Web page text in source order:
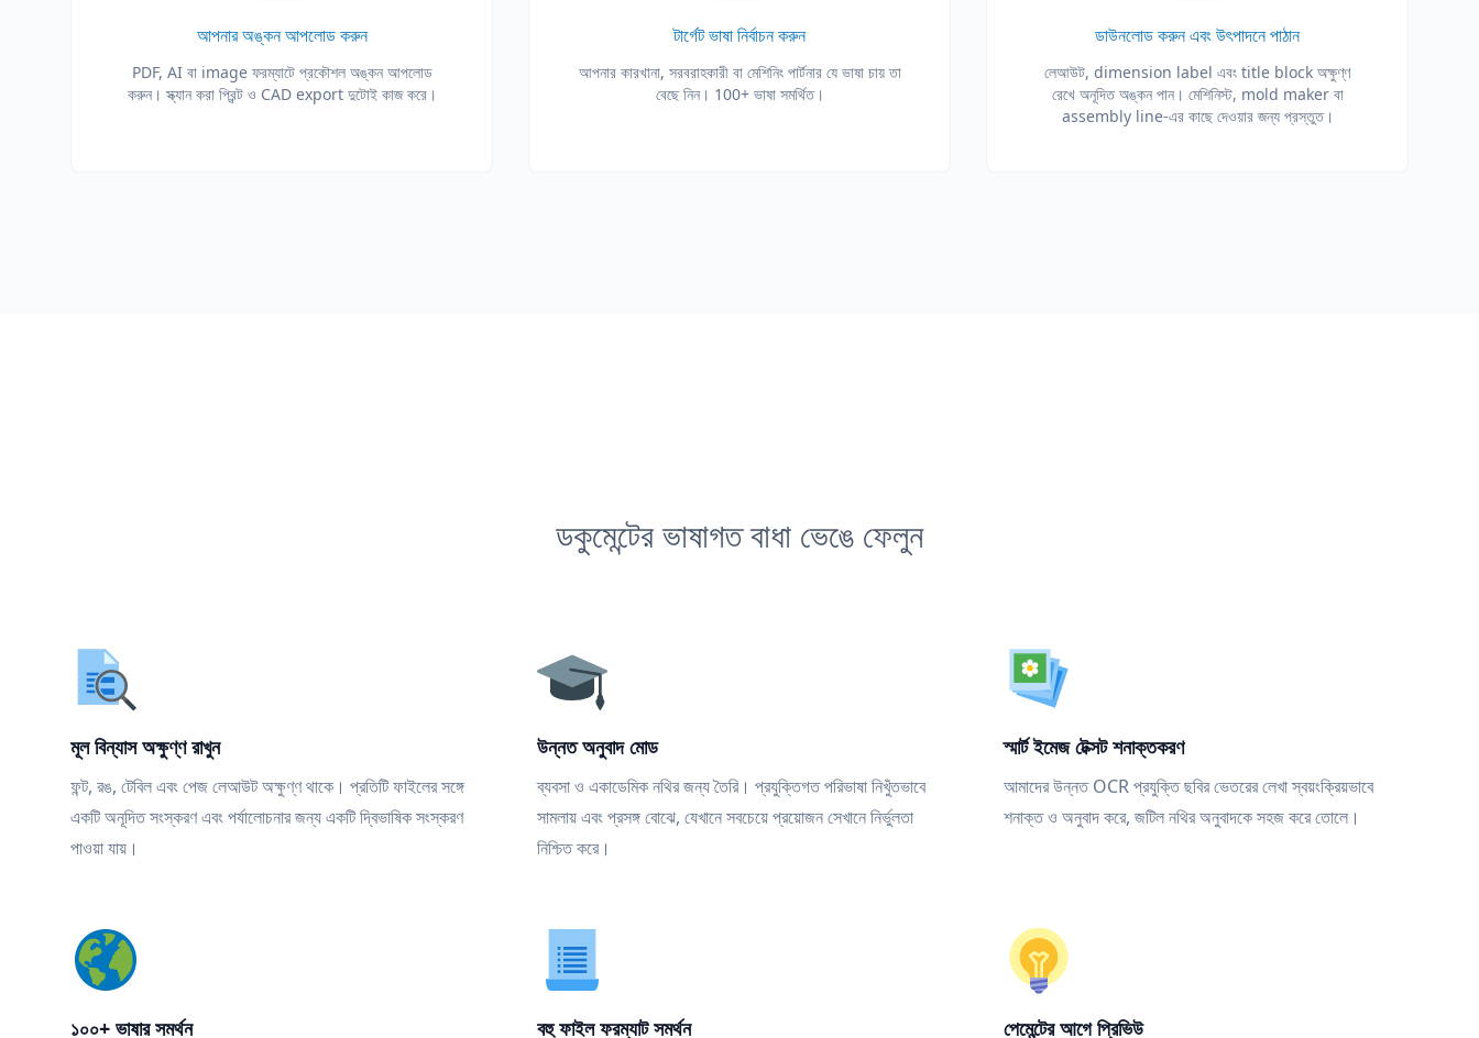
আপনার অঙ্কন আপলোড করুন
PDF, AI বা image ফরম্যাটে প্রকৌশল অঙ্কন আপলোড
করুন। স্ক্যান করা প্রিন্ট ও CAD export দুটোই কাজ করে।
টার্গেট ভাষা নির্বাচন করুন
আপনার কারখানা, সরবরাহকারী বা মেশিনিং পার্টনার যে ভাষা চায় তা
বেছে নিন। 100+ ভাষা সমর্থিত।
ডাউনলোড করুন এবং উৎপাদনে পাঠান
লেআউট, dimension label এবং title block অক্ষুণ্ণ
রেখে অনূদিত অঙ্কন পান। মেশিনিস্ট, mold maker বা
assembly line-এর কাছে দেওয়ার জন্য প্রস্তুত।
ডকুমেন্টের ভাষাগত বাধা ভেঙে ফেলুন
মূল বিন্যাস অক্ষুণ্ণ রাখুন
ফন্ট, রঙ, টেবিল এবং পেজ লেআউট অক্ষুণ্ণ থাকে। প্রতিটি ফাইলের সঙ্গে
একটি অনূদিত সংস্করণ এবং পর্যালোচনার জন্য একটি দ্বিভাষিক সংস্করণ
পাওয়া যায়।
উন্নত অনুবাদ মোড
ব্যবসা ও একাডেমিক নথির জন্য তৈরি। প্রযুক্তিগত পরিভাষা নিখুঁতভাবে
সামলায় এবং প্রসঙ্গ বোঝে, যেখানে সবচেয়ে প্রয়োজন সেখানে নির্ভুলতা
নিশ্চিত করে।
স্মার্ট ইমেজ টেক্সট শনাক্তকরণ
আমাদের উন্নত OCR প্রযুক্তি ছবির ভেতরের লেখা স্বয়ংক্রিয়ভাবে
শনাক্ত ও অনুবাদ করে, জটিল নথির অনুবাদকে সহজ করে তোলে।
১০০+ ভাষার সমর্থন বহু ফাইল ফরম্যাট সমর্থন পেমেন্টের আগে প্রিভিউ